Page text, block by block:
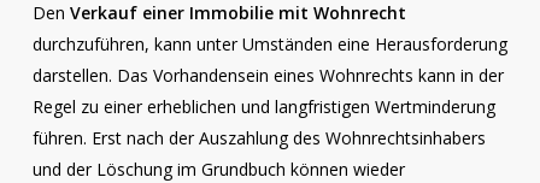
Den Verkauf einer Immobilie mit Wohnrecht
durchzuführen, kann unter Umständen eine Herausforderung
darstellen. Das Vorhandensein eines Wohnrechts kann in der
Regel zu einer erheblichen und langfristigen Wertminderung
führen. Erst nach der Auszahlung des Wohnrechtsinhabers
und der Löschung im Grundbuch können wieder